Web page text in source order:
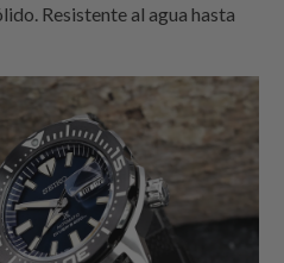
Resistente al agua hasta